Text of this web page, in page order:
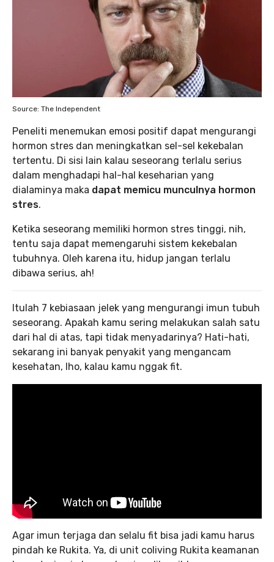
Source: The Independent
Peneliti menemukan emosi positif dapat mengurangi
hormon stres dan meningkatkan sel-sel kekebalan
tertentu. Di sisi lain kalau seseorang terlalu serius
dalam menghadapi hal-hal keseharian yang
dialaminya maka dapat memicu munculnya hormon
stres.
Ketika seseorang memiliki hormon stres tinggi, nih,
tentu saja dapat memengaruhi sistem kekebalan
tubuhnya. Oleh karena itu, hidup jangan terlalu
dibawa serius, ah!
Itulah 7 kebiasaan jelek yang mengurangi imun tubuh
seseorang. Apakah kamu sering melakukan salah satu
dari hal di atas, tapi tidak menyadarinya? Hati-hati,
sekarang ini banyak penyakit yang mengancam
kesehatan, lho, kalau kamu nggak fit.
Agar imun terjaga dan selalu fit bisa jadi kamu harus
pindah ke Rukita. Ya, di unit coliving Rukita keamanan